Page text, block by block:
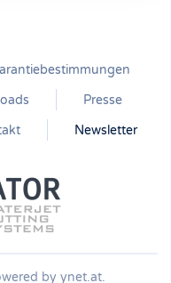
Presse
Newsletter
by ynet.at.